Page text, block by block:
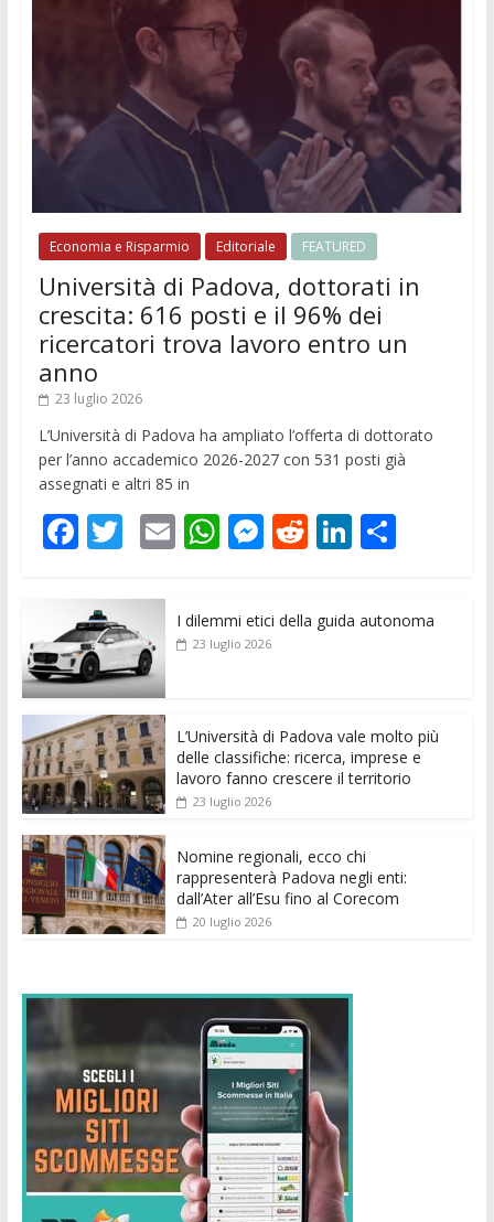
Economia e Risparmio Editoriale FEATURED
Università di Padova, dottorati in
crescita: 616 posti e il 96% dei
ricercatori trova lavoro entro un
anno
23 luglio 2026
L’Università di Padova ha ampliato l’offerta di dottorato
per l’anno accademico 2026-2027 con 531 posti già
assegnati e altri 85 in
F
e
b
o
o
k
T
itt
er
E
ai
l
W
s
p
M
ss
e
er
R
di
Li
e
C
di
I dilemmi etici della guida autonoma
23 luglio 2026
L’Università di Padova vale molto più
delle classifiche: ricerca, imprese e
lavoro fanno crescere il territorio
23 luglio 2026
Nomine regionali, ecco chi
rappresenterà Padova negli enti:
dall’Ater all’Esu fino al Corecom
20 luglio 2026